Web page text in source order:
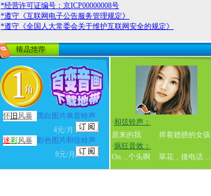
*经营许可证编号：京ICP00000008号
*遵守《互联网电子公告服务管理规定》
*遵守《全国人大常委会关于维护互联网安全的规定》
怀旧 风暴
黑白图片单音铃声
4元/月
迷彩风暴 彩色图片和弦铃声
8元/月
·和弦铃声：
原来的我
挥着翅膀的女孩
·疯狂音效：
On…个头啊
翠花，接电话…